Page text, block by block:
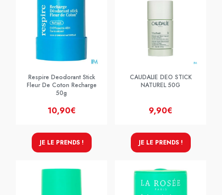
Respire Deodorant Stick
Fleur De Coton Recharge
50g
10,90€
JE LE PRENDS !
CAUDALIE DEO STICK
NATUREL 50G
9,90€
JE LE PRENDS !